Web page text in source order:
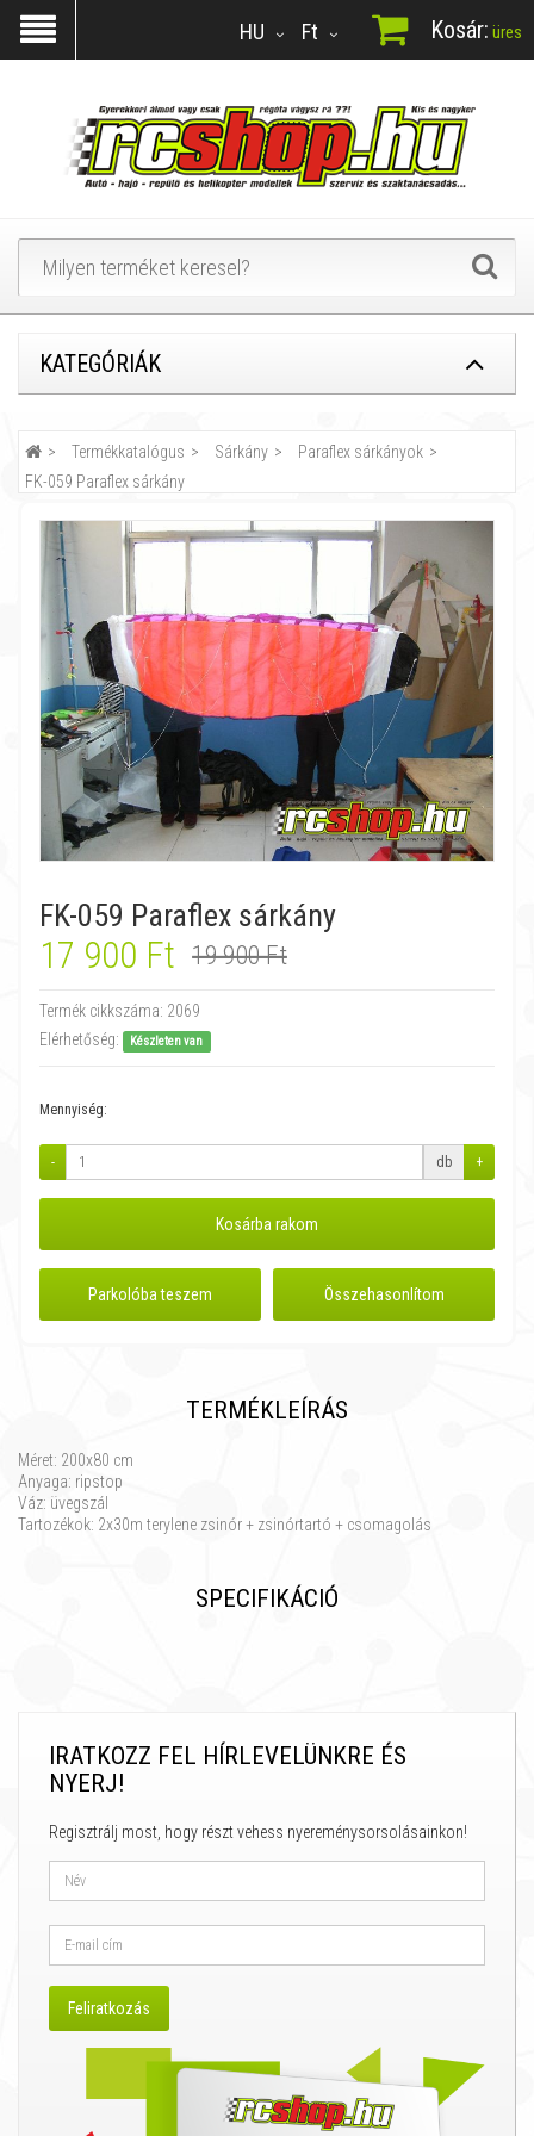
Ft
HU Kosár: üres
KATEGÓRIÁK
Termékkatalógus Sárkány
Paraflex sárkányok
FK-059 Paraflex sárkány
FK-059 Paraflex sárkány
17 900 Ft 19 900 Ft
Termék cikkszáma: 2069
Elérhetőség:
Készleten van
Mennyiség:
- db +
Kosárba rakom
Parkolóba teszem Összehasonlítom
TERMÉKLEÍRÁS
Méret: 200x80 cm
Anyaga: ripstop
Váz: üvegszál
Tartozékok: 2x30m terylene zsinór + zsinórtartó + csomagolás
SPECIFIKÁCIÓ
IRATKOZZ FEL HÍRLEVELÜNKRE ÉS
NYERJ!
Regisztrálj most, hogy részt vehess nyereménysorsolásainkon!